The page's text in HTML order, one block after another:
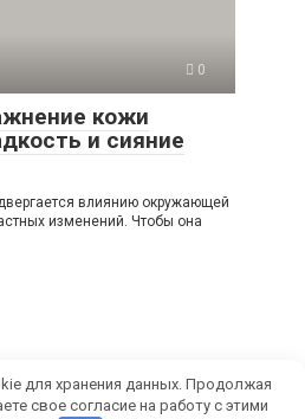
0
кожи
и сияние
влиянию окружающей
изменений. Чтобы она
для хранения данных. Продолжая
свое согласие на работу с этими